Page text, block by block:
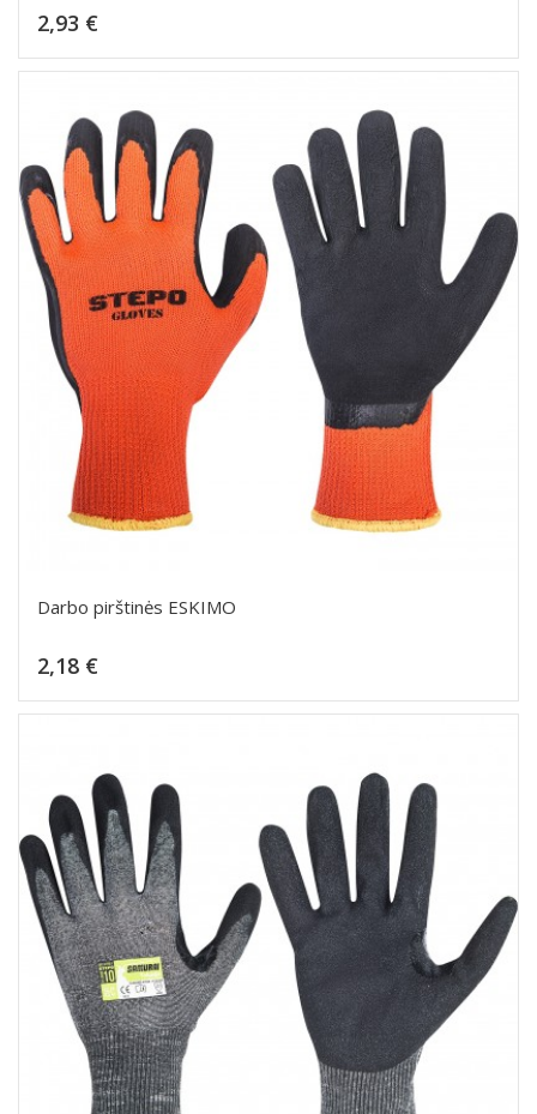
2,93 €
Darbo pirštinės ESKIMO
2,18 €